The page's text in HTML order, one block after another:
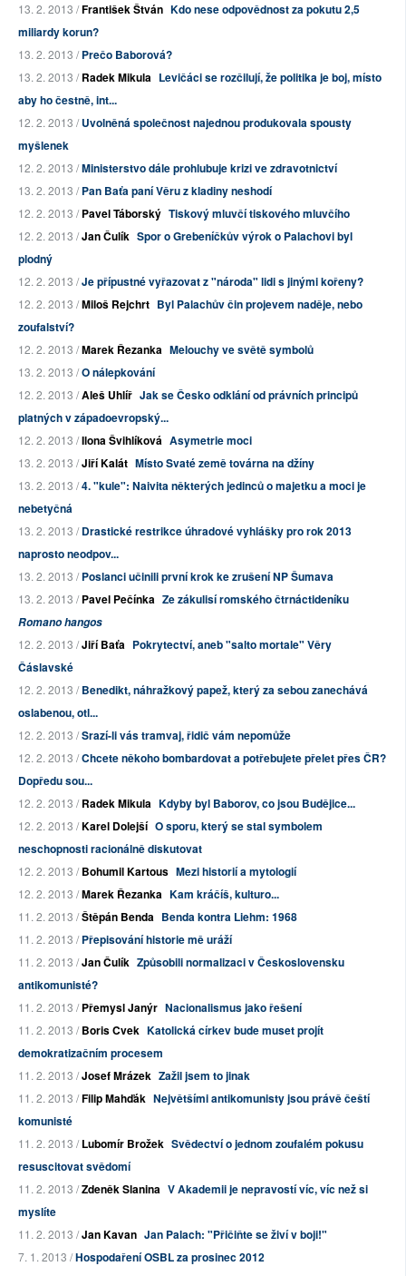
13. 2. 2013 /František Štván Kdo nese odpovědnost za pokutu 2,5
miliardy korun?
13. 2. 2013 /Prečo Baborová?
13. 2. 2013 /Radek Mikula Levičáci se rozčilují, že politika je boj, místo
aby ho čestně, int...
12. 2. 2013 /Uvolněná společnost najednou produkovala spousty
myšlenek
12. 2. 2013 /Ministerstvo dále prohlubuje krizi ve zdravotnictví
13. 2. 2013 /Pan Baťa paní Věru z kladiny neshodí
12. 2. 2013 /Pavel Táborský Tiskový mluvčí tiskového mluvčího
12. 2. 2013 /Jan Čulík Spor o Grebeníčkův výrok o Palachovi byl
plodný
12. 2. 2013 /Je přípustné vyřazovat z "národa" lidi s jinými kořeny?
12. 2. 2013 /Miloš Rejchrt Byl Palachův čin projevem naděje, nebo
zoufalství?
12. 2. 2013 /Marek Řezanka Melouchy ve světě symbolů
13. 2. 2013 /O nálepkování
12. 2. 2013 /Aleš Uhlíř Jak se Česko odklání od právních principů
platných v západoevropský...
12. 2. 2013 /Ilona Švihlíková Asymetrie moci
13. 2. 2013 /Jiří Kalát Místo Svaté země továrna na džíny
13. 2. 2013 /4. "kule": Naivita některých jedinců o majetku a moci je
nebetyčná
13. 2. 2013 /Drastické restrikce úhradové vyhlášky pro rok 2013
naprosto neodpov...
13. 2. 2013 /Poslanci učinili první krok ke zrušení NP Šumava
13. 2. 2013 /Pavel Pečínka Ze zákulisí romského čtrnáctideníku
Romano hangos
12. 2. 2013 /Jiří Baťa Pokrytectví, aneb "salto mortale" Věry
Čáslavské
12. 2. 2013 /Benedikt, náhražkový papež, který za sebou zanechává
oslabenou, otl...
12. 2. 2013 /Srazí-li vás tramvaj, řidič vám nepomůže
12. 2. 2013 /Chcete někoho bombardovat a potřebujete přelet přes ČR?
Dopředu sou...
12. 2. 2013 /Radek Mikula Kdyby byl Baborov, co jsou Budějice...
12. 2. 2013 /Karel Dolejší O sporu, který se stal symbolem
neschopnosti racionálně diskutovat
12. 2. 2013 /Bohumil Kartous Mezi historií a mytologií
12. 2. 2013 /Marek Řezanka Kam kráčíš, kulturo...
11. 2. 2013 /Štěpán Benda Benda kontra Liehm: 1968
11. 2. 2013 /Přepisování historie mě uráží
11. 2. 2013 /Jan Čulík Způsobili normalizaci v Československu
antikomunisté?
11. 2. 2013 /Přemysl Janýr Nacionalismus jako řešení
11. 2. 2013 /Boris Cvek Katolická církev bude muset projít
demokratizačním procesem
11. 2. 2013 /Josef Mrázek Zažil jsem to jinak
11. 2. 2013 /Filip Mahďák Největšími antikomunisty jsou právě čeští
komunisté
11. 2. 2013 /Lubomír Brožek Svědectví o jednom zoufalém pokusu
resuscitovat svědomí
11. 2. 2013 /Zdeněk Slanina V Akademii je nepravostí víc, víc než si
myslíte
11. 2. 2013 /Jan Kavan Jan Palach: "Přičiňte se živí v boji!"
7. 1. 2013 /Hospodaření OSBL za prosinec 2012